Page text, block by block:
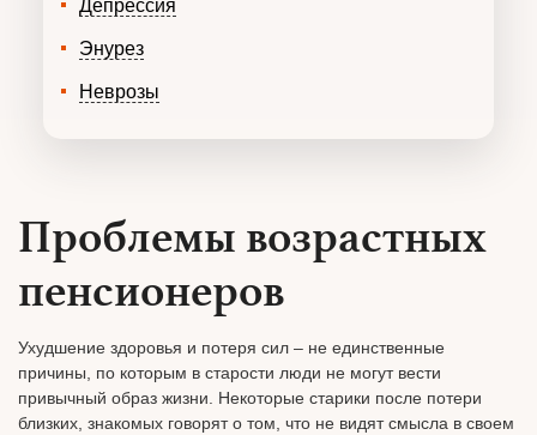
Депрессия
Энурез
Неврозы
Проблемы возрастных
пенсионеров
Ухудшение здоровья и потеря сил – не единственные
причины, по которым в старости люди не могут вести
привычный образ жизни. Некоторые старики после потери
близких, знакомых говорят о том, что не видят смысла в своем